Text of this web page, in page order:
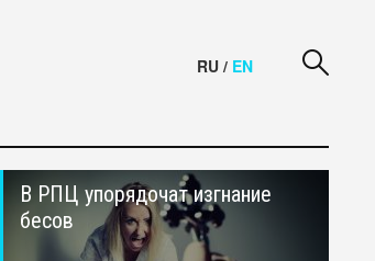
RU / EN
В РПЦ упорядочат изгнание
бесов